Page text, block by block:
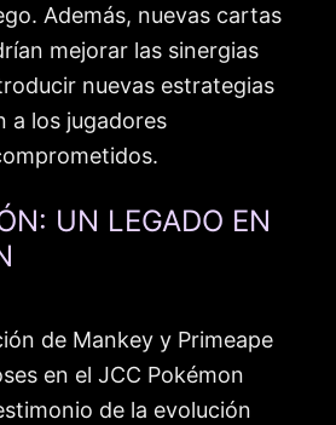
Además, nuevas cartas
mejorar las sinergias
nuevas estrategias
a los jugadores
UN LEGADO EN
de Mankey y Primeape
en el JCC Pokémon
de la evolución